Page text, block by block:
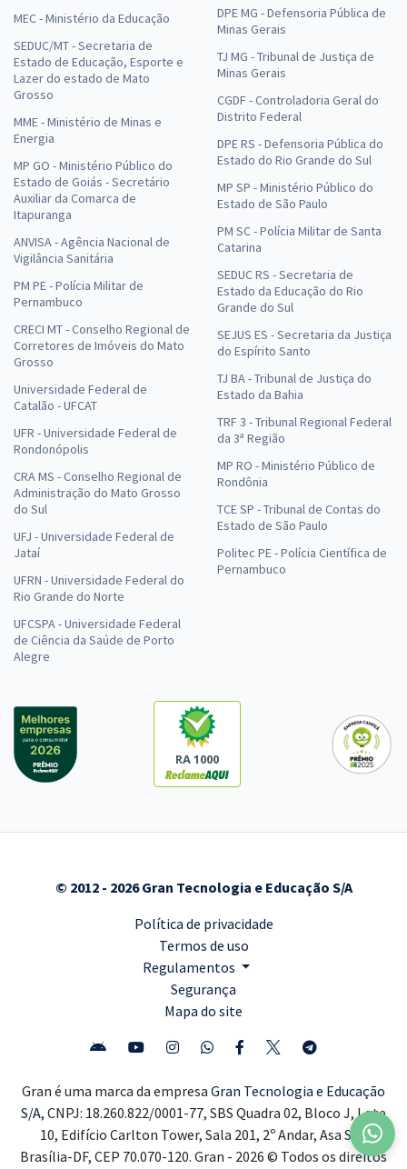
MEC - Ministério da Educação
SEDUC/MT - Secretaria de
Estado de Educação, Esporte e
Lazer do estado de Mato
Grosso
MME - Ministério de Minas e
Energia
MP GO - Ministério Público do
Estado de Goiás - Secretário
Auxiliar da Comarca de
Itapuranga
ANVISA - Agência Nacional de
Vigilância Sanitária
PM PE - Polícia Militar de
Pernambuco
CRECI MT - Conselho Regional de
Corretores de Imóveis do Mato
Grosso
Universidade Federal de
Catalão - UFCAT
UFR - Universidade Federal de
Rondonópolis
CRA MS - Conselho Regional de
Administração do Mato Grosso
do Sul
UFJ - Universidade Federal de
Jataí
UFRN - Universidade Federal do
Rio Grande do Norte
UFCSPA - Universidade Federal
de Ciência da Saúde de Porto
Alegre
DPE MG - Defensoria Pública de
Minas Gerais
TJ MG - Tribunal de Justiça de
Minas Gerais
CGDF - Controladoria Geral do
Distrito Federal
DPE RS - Defensoria Pública do
Estado do Rio Grande do Sul
MP SP - Ministério Público do
Estado de São Paulo
PM SC - Polícia Militar de Santa
Catarina
SEDUC RS - Secretaria de
Estado da Educação do Rio
Grande do Sul
SEJUS ES - Secretaria da Justiça
do Espírito Santo
TJ BA - Tribunal de Justiça do
Estado da Bahia
TRF 3 - Tribunal Regional Federal
da 3ª Região
MP RO - Ministério Público de
Rondônia
TCE SP - Tribunal de Contas do
Estado de São Paulo
Politec PE - Polícia Científica de
Pernambuco
RA 1000
© 2012 - 2026 Gran Tecnologia e Educação S/A
Política de privacidade
Termos de uso
Regulamentos
Segurança
Mapa do site
Gran é uma marca da empresa Gran Tecnologia e Educação
S/A, CNPJ: 18.260.822/0001-77, SBS Quadra 02, Bloco J, Lote
10, Edifício Carlton Tower, Sala 201, 2º Andar, Asa Sul,
Brasília-DF, CEP 70.070-120. Gran - 2026 © Todos os direitos